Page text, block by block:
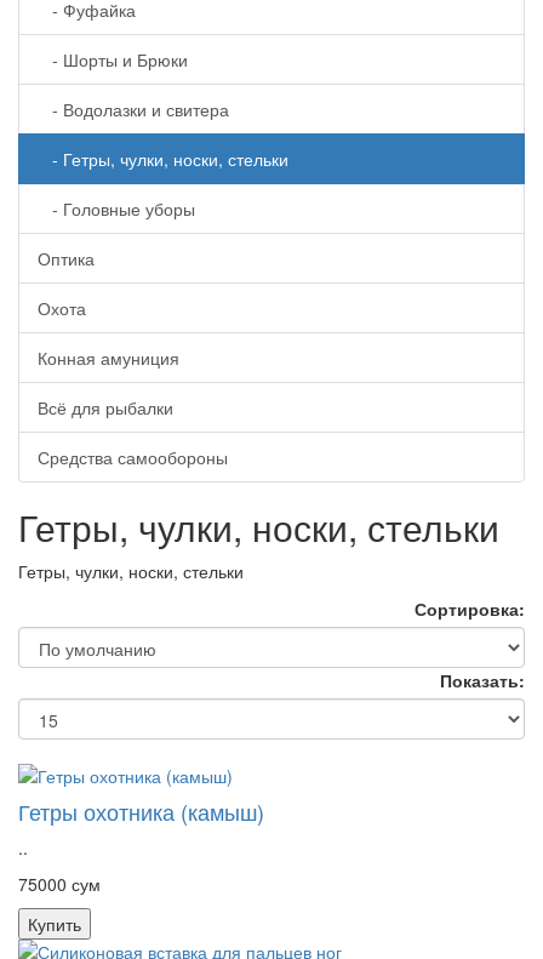
- Фуфайка
- Шорты и Брюки
- Водолазки и свитера
- Гетры, чулки, носки, стельки
- Головные уборы
Оптика
Охота
Конная амуниция
Всё для рыбалки
Средства самообороны
Гетры, чулки, носки, стельки
Гетры, чулки, носки, стельки
Сортировка:
Показать:
Гетры охотника (камыш)
..
75000 сум
Купить